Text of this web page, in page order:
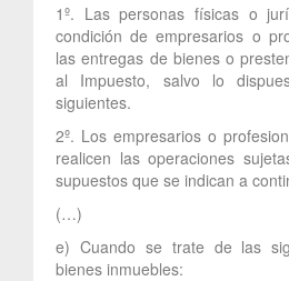
1º. Las personas físicas o
condición de empresarios o
las entregas de bienes o
al Impuesto, salvo lo
siguientes.
2º. Los empresarios o
realicen las operaciones
supuestos que se indican a
(…)
e) Cuando se trate de las
bienes inmuebles: